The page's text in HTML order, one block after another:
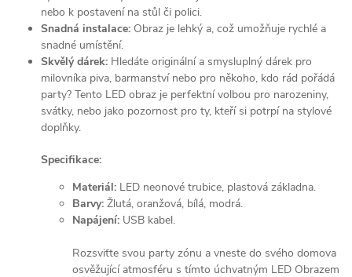
nebo k postavení na stůl či polici.
Snadná instalace: Obraz je lehký a, což umožňuje rychlé a
snadné umístění.
Skvělý dárek: Hledáte originální a smysluplný dárek pro
milovníka piva, barmanství nebo pro někoho, kdo rád pořádá
party? Tento LED obraz je perfektní volbou pro narozeniny,
svátky, nebo jako pozornost pro ty, kteří si potrpí na stylové
doplňky.
Specifikace:
Materiál: LED neonové trubice, plastová základna.
Barvy: Žlutá, oranžová, bílá, modrá.
Napájení: USB kabel.
Rozsviťte svou party zónu a vneste do svého domova
osvěžující atmosféru s tímto úchvatným LED Obrazem